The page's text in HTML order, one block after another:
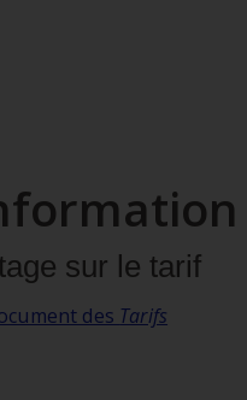
sur le tarif
des Tarifs